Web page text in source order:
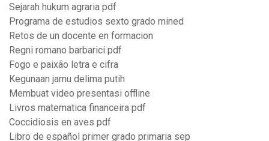
Sejarah hukum agraria pdf
Programa de estudios sexto grado mined
Retos de un docente en formacion
Regni romano barbarici pdf
Fogo e paixão letra e cifra
Kegunaan jamu delima putih
Membuat video presentasi offline
Livros matematica financeira pdf
Coccidiosis en aves pdf
Libro de español primer grado primaria sep